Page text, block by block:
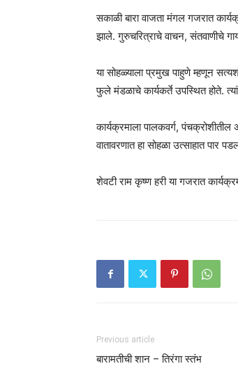
सकाळी बारा वाजता मंगल गजरात
झाले. गुरुचरित्राचे वाचन, संतवाणीचे
या सोहळ्याला प्रमुख पाहुणे म्हणून
फुले मंडळाचे कार्यकर्ते उपस्थित होते.
कार्यक्रमाला पालकवर्ग,
वातावरणात हा सोहळा उत्साहात पार
शेवटी राम कृष्ण हरी या गजरात
Previous article
बारामतीची शान – तिरंगा स्तंभ